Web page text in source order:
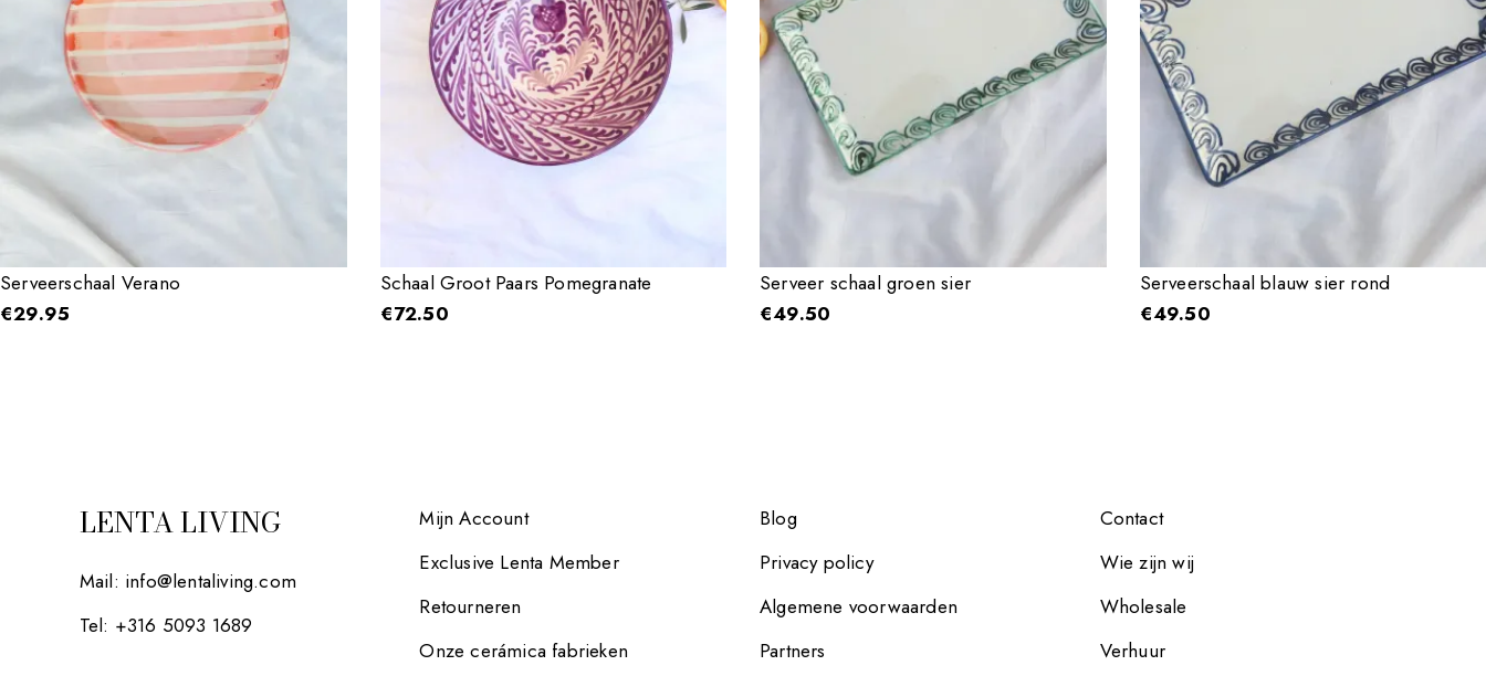
Serveerschaal Verano
€29.95
Schaal Groot Paars Pomegranate
€72.50
Serveer schaal groen sier
€49.50
Serveerschaal blauw sier rond
€49.50
LENTA LIVING
Mail: info@lentaliving.com
Tel: +316 5093 1689
Mijn Account
Exclusive Lenta Member
Retourneren
Onze cerámica fabrieken
Blog
Privacy policy
Algemene voorwaarden
Partners
Contact
Wie zijn wij
Wholesale
Verhuur